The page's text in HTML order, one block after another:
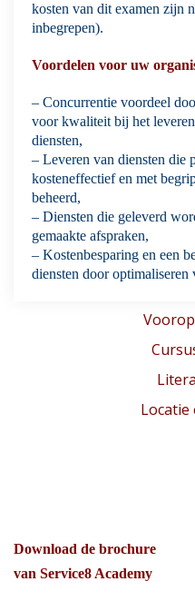
kosten van dit examen zijn
inbegrepen).
Voordelen voor uw
– Concurrentie voordeel
voor kwaliteit bij het
diensten,
– Leveren van diensten die
kosteneffectief en met
beheerd,
– Diensten die geleverd
gemaakte afspraken,
– Kostenbesparing en een
diensten door optimaliseren
Locatie
Download de brochure
van Service8 Academy